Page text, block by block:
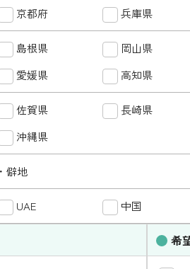
京都府 兵庫県
島根県 岡山県
愛媛県 高知県
佐賀県 長崎県
沖縄県
僻地
UAE 中国
希
関西 大阪府
鳥取県
香川県
福岡県
海外 シンガポー